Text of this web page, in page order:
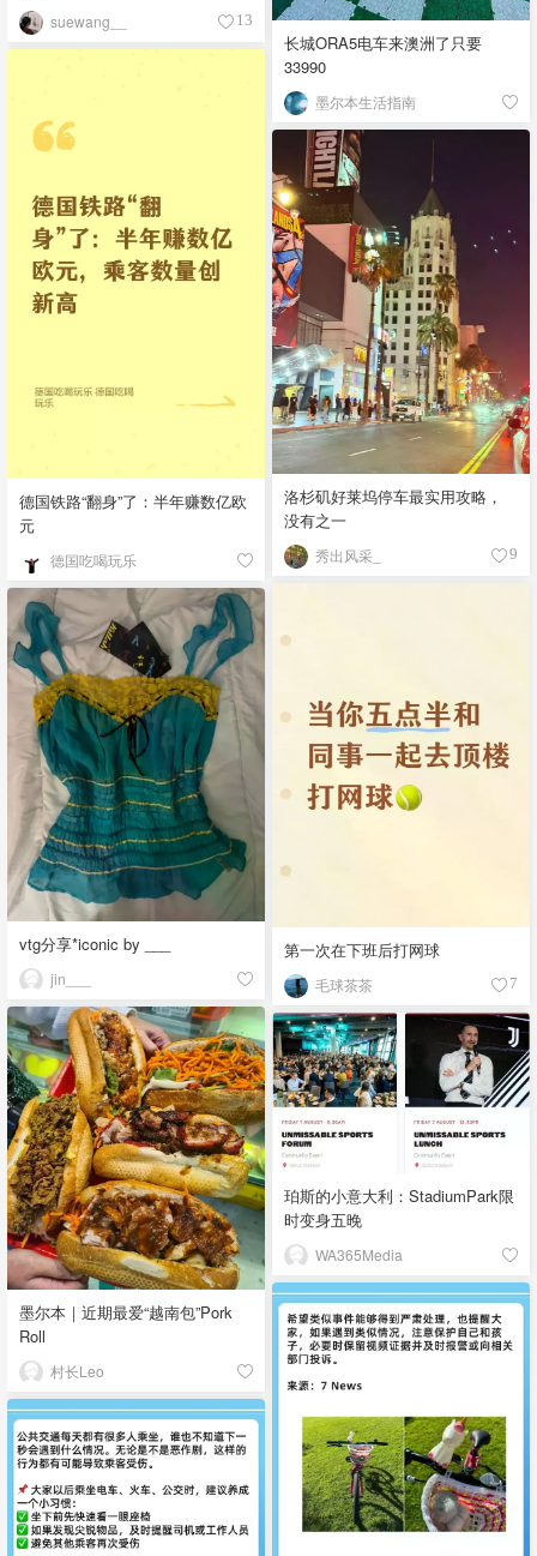
suewang__ 13
长城ORA5电车来澳洲了只要
33990
墨尔本生活指南
德国铁路“翻身”了：半年赚数亿欧
元
德国吃喝玩乐
洛杉矶好莱坞停车最实用攻略，
没有之一
秀出风采_ 9
第一次在下班后打网球
毛球茶茶 7
vtg分享*iconic by ___
jin___
墨尔本｜近期最爱“越南包”Pork
Roll
村长Leo
珀斯的小意大利：StadiumPark限
时变身五晚
WA365Media